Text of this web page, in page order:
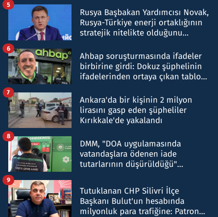
Rusya Başbakan Yardımcısı Novak,
Rusya-Türkiye enerji ortaklığının
stratejik nitelikte olduğunu
5
Ahbap soruşturmasında ifadeler
birbirine girdi: Dokuz şüphelinin
ifadelerinden ortaya çıkan tablo
6
Ankara'da bir kişinin 2 milyon
lirasını gasp eden şüpheliler
Kırıkkale'de yakalandı
7
DMM, "DOA uygulamasında
vatandaşlara ödenen iade
tutarlarının düşürüldüğü"
8
Tutuklanan CHP Silivri İlçe
Başkanı Bulut'un hesabında
milyonluk para trafiğine: Patron
9